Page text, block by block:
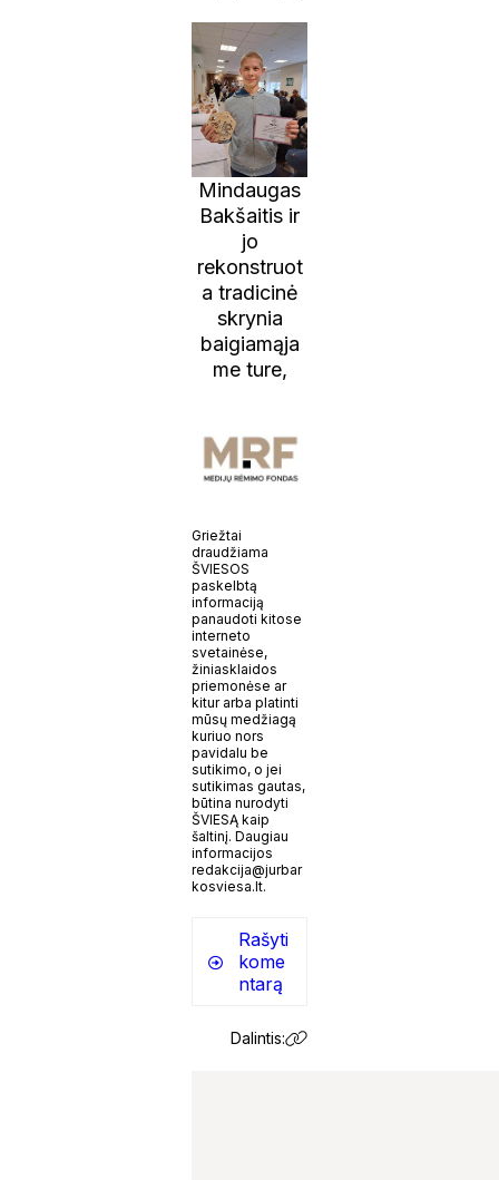
Mindaugas
Bakšaitis ir
jo
rekonstruot
a tradicinė
skrynia
baigiamąja
me ture,
Griežtai
draudžiama
ŠVIESOS
paskelbtą
informaciją
panaudoti kitose
interneto
svetainėse,
žiniasklaidos
priemonėse ar
kitur arba platinti
mūsų medžiagą
kuriuo nors
pavidalu be
sutikimo, o jei
sutikimas gautas,
būtina nurodyti
ŠVIESĄ kaip
šaltinį. Daugiau
informacijos
redakcija@jurbar
kosviesa.lt.
Rašyti
kome
ntarą
Dalintis: